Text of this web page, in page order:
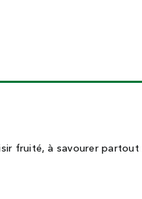
fruité, à savourer